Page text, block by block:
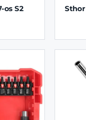
os S2
Sthor